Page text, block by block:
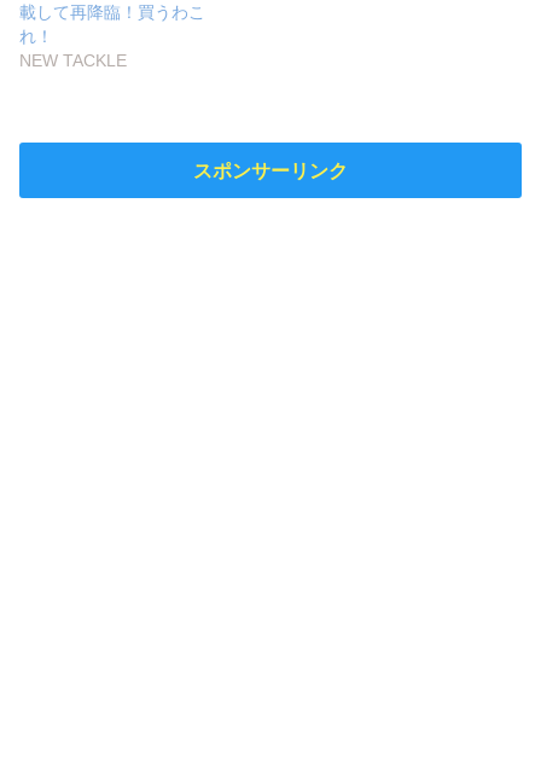
載して再降臨！買うわこ
れ！
NEW TACKLE
スポンサーリンク